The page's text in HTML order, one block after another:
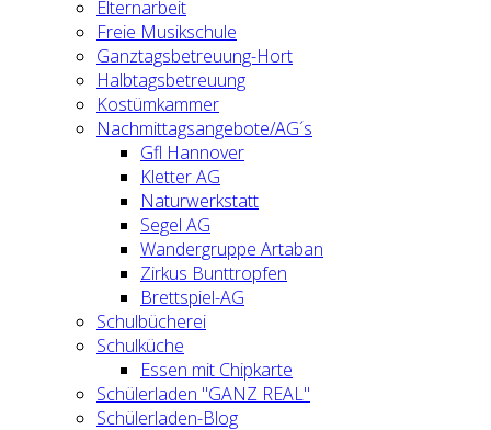
Elternarbeit
Freie Musikschule
Ganztagsbetreuung-Hort
Halbtagsbetreuung
Kostümkammer
Nachmittagsangebote/AG´s
Gfl Hannover
Kletter AG
Naturwerkstatt
Segel AG
Wandergruppe Artaban
Zirkus Bunttropfen
Brettspiel-AG
Schulbücherei
Schulküche
Essen mit Chipkarte
Schülerladen "GANZ REAL"
Schülerladen-Blog